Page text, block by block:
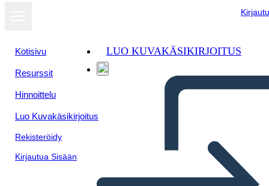
Kotisivu
Resurssit
Hinnoittelu
Luo Kuvakäsikirjoitus
Rekisteröidy
Kirjautua Sisään
LUO KUVAKÄSIKIRJOITUS